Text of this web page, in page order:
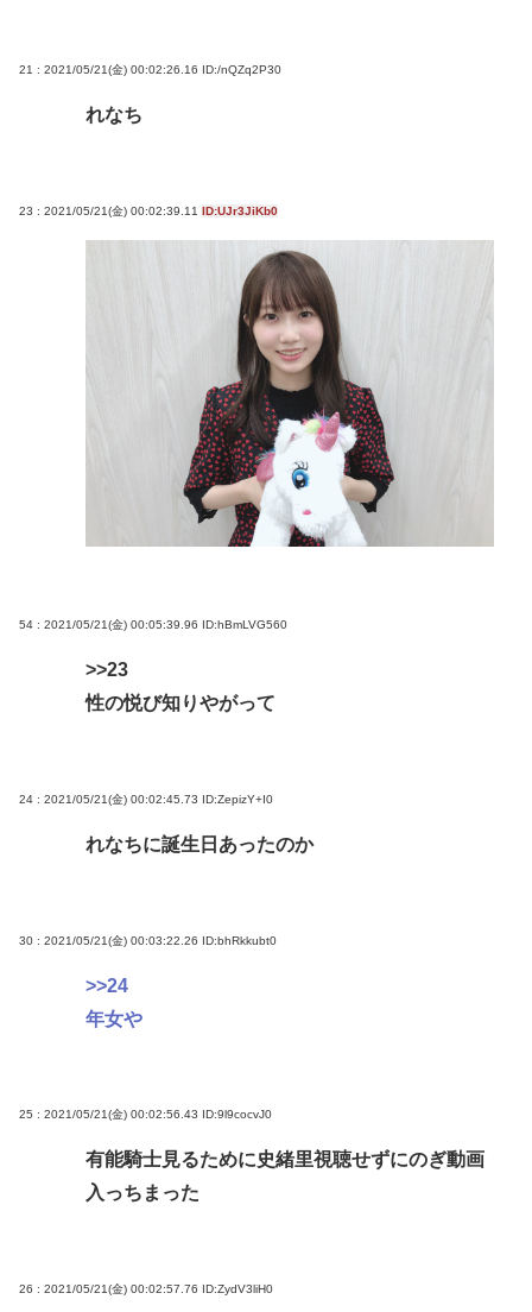
21 : 2021/05/21(金) 00:02:26.16 ID:/nQZq2P30
れなち
23 : 2021/05/21(金) 00:02:39.11 ID:UJr3JiKb0
54 : 2021/05/21(金) 00:05:39.96 ID:hBmLVG560
>>23
性の悦び知りやがって
24 : 2021/05/21(金) 00:02:45.73 ID:ZepizY+I0
れなちに誕生日あったのか
30 : 2021/05/21(金) 00:03:22.26 ID:bhRkkubt0
>>24
年女や
25 : 2021/05/21(金) 00:02:56.43 ID:9l9cocvJ0
有能騎士見るために史緒里視聴せずにのぎ動画
入っちまった
26 : 2021/05/21(金) 00:02:57.76 ID:ZydV3liH0